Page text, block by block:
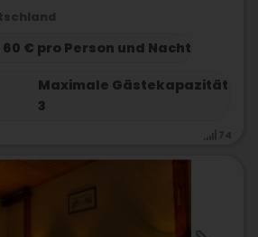
60 € pro Person und Nacht
Maximale Gästekapazität
3